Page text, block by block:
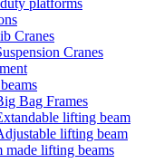
platforms
Cranes
Cranes
Bag Frames
lifting beam
lifting beam
made lifting beams